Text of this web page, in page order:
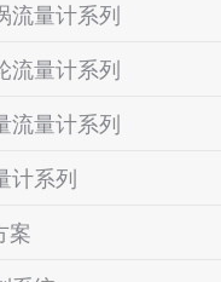
流量计系列
流量计系列
流量计系列
计系列
案